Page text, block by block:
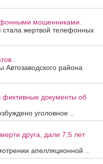
мошенниками.
жертвой телефонных
.
района
фиктивные документы об
уголовное ..
друга, дали 7,5 лет
апелляционной ..